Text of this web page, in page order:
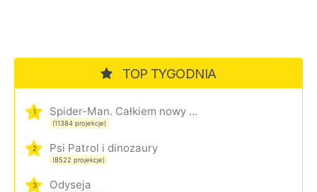
TOP TYGODNIA
1 Spider-Man. Całkiem nowy dzień
(11384 projekcje)
2 Psi Patrol i dinozaury
(8522 projekcje)
3 Odyseja